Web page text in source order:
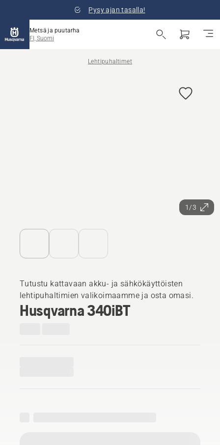
Pysy ajan tasalla!
Metsä ja puutarha
FI, Suomi
Lehtipuhaltimet
1/3
Tutustu kattavaan akku- ja sähkökäyttöisten
lehtipuhaltimien valikoimaamme ja osta omasi.
Husqvarna 340iBT